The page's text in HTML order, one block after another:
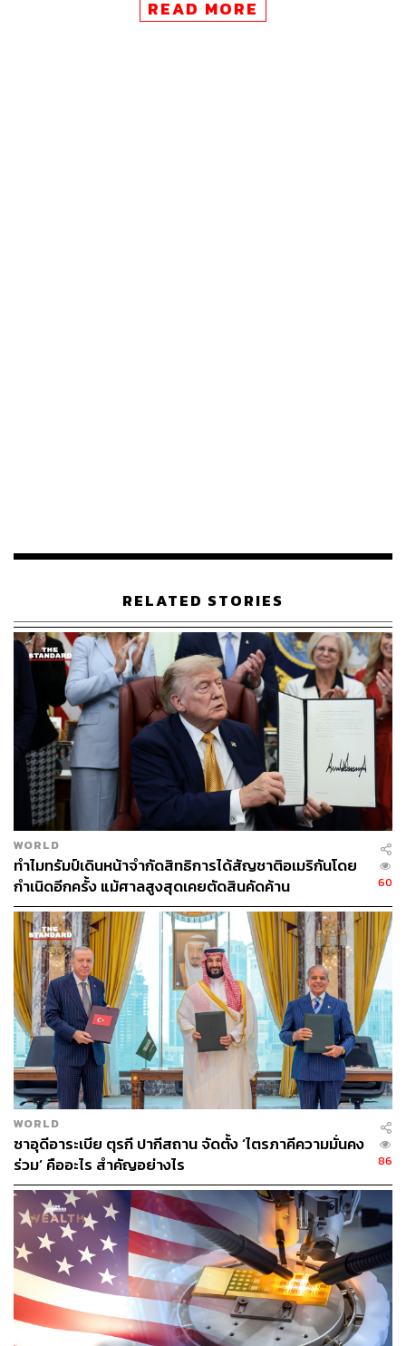
เอกชน ประกอบด้วย
อุตสาหกรรมการบินโดยจีนอนุมัติการสั่งซื้อเครื่องบิน
พาณิชย์ Boeing ลอตแรกจำนวน 200 ลำ ซึ่งถือเป็นคำสั่งซื้อ
เครื่องบินอเมริกันครั้งแรกของจีนนับตั้งแต่ปี 2017 และมี
โอกาสขยายคำสั่งซื้อได้สูงสุดถึง 750 ลำหากตรงตามเงื่อนไข
ในขณะเดียวกัน สหรัฐฯ ก็รับประกันการจัดหาเครื่องยนต์เจ็ต
รวมถึงเครื่องยนต์จาก GE Aerospace ถึง 450 เครื่อง และ
ส่วนประกอบอากาศยานให้กับจีน ซึ่งจะช่วยสนับสนุนการ
ผลิตเครื่องบินโดยสารของจีนที่ยังต้องพึ่งพาชิ้นส่วนจากต่าง
ชาติ
สินค้าเกษตร
จีนตกลงที่จะซื้อสินค้าเกษตรจากสหรัฐฯ มูลค่า
อย่างน้อย 1.7 หมื่นล้านดอลลาร์ต่อปี หรือราว 5.6 แสนล้าน
บาท ไปจนถึงปี 2028 ซึ่งเป็นตัวเลขที่เพิ่มเข้ามาจากข้อตกลง
การซื้อถั่วเหลืองที่เคยให้คำมั่นไว้เมื่อเดือนตุลาคม 2025
นอกจากนี้ จีนยังฟื้นฟูการเข้าถึงตลาดเนื้อวัวสหรัฐฯ โดยการ
ต่ออายุรายชื่อโรงงานเนื้อวัวของสหรัฐฯ กว่า 400 แห่งที่หมด
อายุไปแล้ว และเพิ่มรายชื่อโรงงานใหม่ๆ จีนจะทำงานร่วม
กับหน่วยงานกำกับดูแลของสหรัฐฯ เพื่อยกเลิกการระงับ
โรงงานเนื้อวัวของสหรัฐฯ ทั้งหมด รวมทั้งกลับมานำเข้าสัตว์
ปีกจากรัฐต่างๆ ในสหรัฐฯ ที่ได้รับการประเมินจากกระทรวง
เกษตรสหรัฐฯ (USDA) แล้วว่าปลอดจากโรคไข้หวัดนกชนิด
ก่อโรคระบาดรุนแรง
ปลดล็อกวิกฤตแร่หายาก (Rare Earths)โดยจีนรับปากที่จะ
จัดการกับข้อกังวลของสหรัฐฯ เกี่ยวกับการขาดแคลนห่วงโซ่
อุปทานแร่หายากและแร่ธาตุสำคัญอื่นๆ เช่น อิตเทรียม
สแกนเดียม นีโอดิเมียม และอินเดียม รวมถึงจะพิจารณา
ยกเลิกข้อห้ามหรือข้อจำกัดในการขายอุปกรณ์และ
เทคโนโลยีการผลิตและแปรรูปแร่หายาก
ในการเดินทางครั้งนี้ ทรัมป์ได้นำแม่ทัพเศรษฐกิจของสหรัฐฯ
17 รายร่วมขบวนไปด้วย เพื่อเป็นตัวแทนในการเจรจาขยาย
การเข้าถึงตลาดจีน นำโดย ทิม คุก จาก Apple, อีลอน มัสก์
จาก Tesla/SpaceX, เจนเซน หวง จาก Nvidia, แลร์รี ฟิงก์
READ MORE
RELATED STORIES
WORLD
ทำไมทรัมป์เดินหน้าจำกัดสิทธิการได้สัญชาติอเมริกันโดย
กำเนิดอีกครั้ง แม้ศาลสูงสุดเคยตัดสินคัดค้าน
60
WORLD
ซาอุดีอาระเบีย ตุรกี ปากีสถาน จัดตั้ง ‘ไตรภาคีความมั่นคง
ร่วม’ คืออะไร สำคัญอย่างไร
86